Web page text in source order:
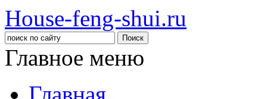
House-feng-shui.ru
Главное меню